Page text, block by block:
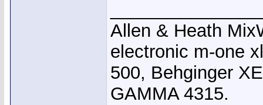
Allen & Heath
electronic m-one
500, Behginger
GAMMA 4315.